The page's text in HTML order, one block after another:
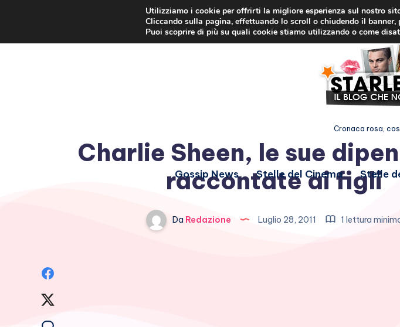
Cronaca rosa,
Gossip News Stelle del Cinema Stelle
Charlie Sheen, le sue
raccontate ai figli
DaRedazione Luglio 28, 2011 1 lettura
Utilizziamo i cookie per offrirti la migliore esperienza sul nostro
Cliccando sulla pagina, effettuando lo scroll o chiudendo il
Puoi scoprire di più su quali cookie stiamo utilizzando o come